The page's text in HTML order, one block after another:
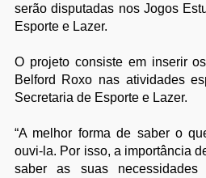
serão disputadas nos Jogos
Esporte e Lazer.
O projeto consiste em inserir
Belford Roxo nas atividades
Secretaria de Esporte e Lazer.
“A melhor forma de saber o
ouvi-la. Por isso, a importância
saber as suas necessidades